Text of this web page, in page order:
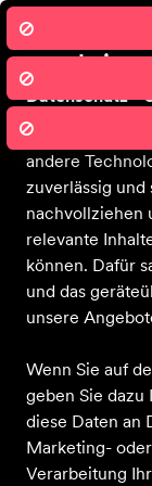
Wir nutzen
zu
Datenschutz -
Sport 2000 und
andere
zuverlässig
nachvollziehen
relevante
können. Dafür
und das
unsere
Wenn Sie auf
geben Sie
diese Daten an
Marketing-
Verarbeitung
Bekleidung Schuhe